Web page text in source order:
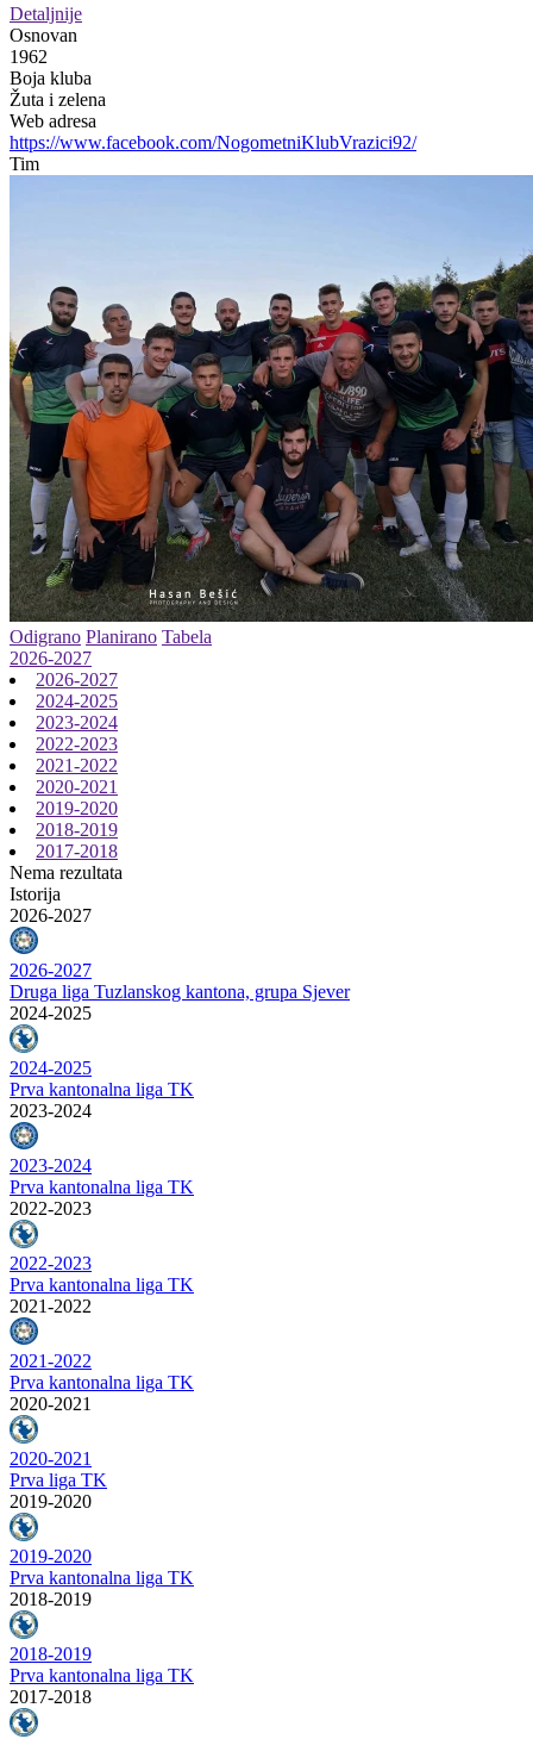
Detaljnije
Osnovan
1962
Boja kluba
Žuta i zelena
Web adresa
https://www.facebook.com/NogometniKlubVrazici92/
Tim
Odigrano Planirano Tabela
2026-2027
2026-2027
2024-2025
2023-2024
2022-2023
2021-2022
2020-2021
2019-2020
2018-2019
2017-2018
Nema rezultata
Istorija
2026-2027
2026-2027
Druga liga Tuzlanskog kantona, grupa Sjever
2024-2025
2024-2025
Prva kantonalna liga TK
2023-2024
2023-2024
Prva kantonalna liga TK
2022-2023
2022-2023
Prva kantonalna liga TK
2021-2022
2021-2022
Prva kantonalna liga TK
2020-2021
2020-2021
Prva liga TK
2019-2020
2019-2020
Prva kantonalna liga TK
2018-2019
2018-2019
Prva kantonalna liga TK
2017-2018